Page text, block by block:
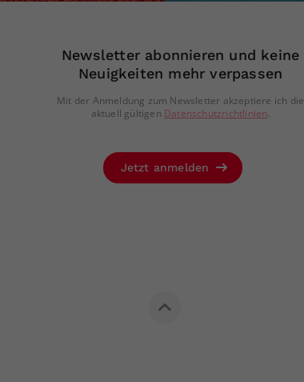
Newsletter abonnieren und keine
Neuigkeiten mehr verpassen
Mit der Anmeldung zum Newsletter akzeptiere ich die
aktuell gültigen Datenschutzrichtlinien.
Jetzt anmelden